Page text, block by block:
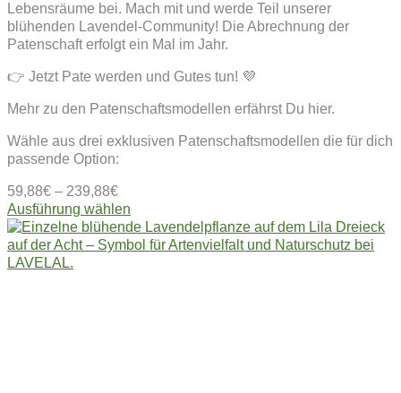
Lebensräume bei. Mach mit und werde Teil unserer
blühenden Lavendel-Community! Die Abrechnung der
Patenschaft erfolgt ein Mal im Jahr.
👉 Jetzt Pate werden und Gutes tun! 💜
Mehr zu den Patenschaftsmodellen erfährst Du hier.
Wähle aus drei exklusiven Patenschaftsmodellen die für dich
passende Option:
59,88€ – 239,88€
Ausführung wählen
Produkt
weist